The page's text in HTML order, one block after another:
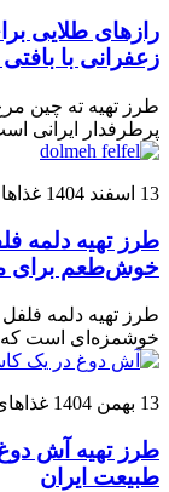
رازهای طلایی
زعفرانی با
طرز تهیه ته چین
پرطرفدار ایرانی
13 اسفند 1404
طرز تهیه دلمه
خوش‌طعم برای
طرز تهیه دلمه
خوشمزه‌ای است که
13 بهمن 1404
طرز تهیه آش
طبیعت ایران